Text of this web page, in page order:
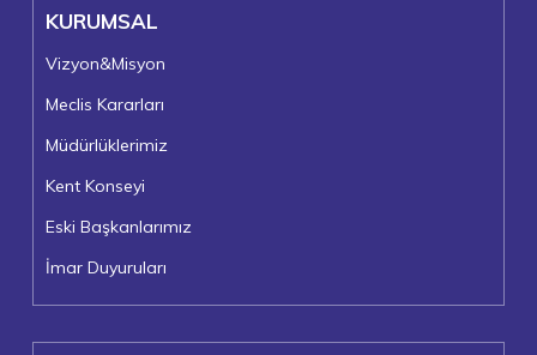
KURUMSAL
Vizyon&Misyon
Meclis Kararları
Müdürlüklerimiz
Kent Konseyi
Eski Başkanlarımız
İmar Duyuruları